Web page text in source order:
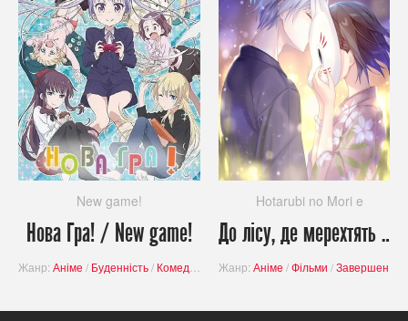
New game!
Нова Гра! / New game!
Жанр: Аніме / Буденність/ Комедія Завершені проєкти
Hotarubi no Mori e
До лісу, де мерехтять світлячки / Hotarubi no Mori e
Жанр: Аніме /Фільми /Завершені проєкти